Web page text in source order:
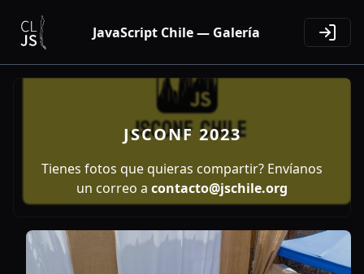
JavaScript Chile — Galería
JSCONF 2023
Tienes fotos que quieras compartir? Envíanos
un correo a contacto@jschile.org